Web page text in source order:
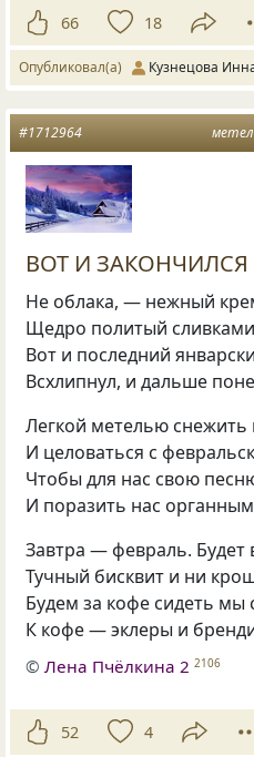
66 18
Опубликовал(а) Кузнецова
#1712964
ВОТ И ЗАКОНЧИЛСЯ
Не облака, — нежный
Щедро политый
Вот и последний
Всхлипнул, и дальше
Легкой метелью снежить
И целоваться с
Чтобы для нас свою
И поразить нас
Завтра — февраль.
Тучный бисквит и ни
Будем за кофе сидеть мы
К кофе — эклеры и
©Лена Пчёлкина 2 2106
52 4